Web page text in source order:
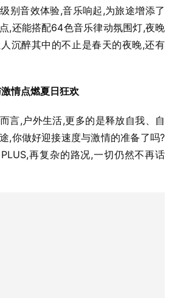
别音效体验,音乐响起,为旅途增添了
,还能搭配64色音乐律动氛围灯,夜晚
沉醉其中的不止是春天的夜晚,还有
情点燃夏日狂欢
言,户外生活,更多的是释放自我、自
,你做好迎接速度与激情的准备了吗?
再复杂的路况,一切仍然不再话